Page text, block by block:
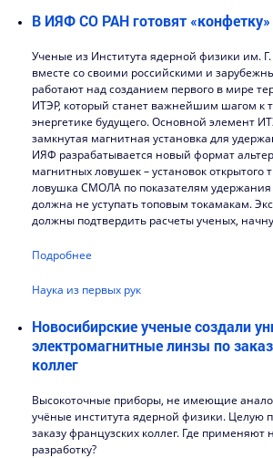
В ИЯФ СО РАН готовят
Ученые из Института ядерной физики им.
вместе со своими российскими и
работают над созданием первого в мире
ИТЭР, который станет важнейшим шагом к
энергетике будущего. Основной элемент
замкнутая магнитная установка для
ИЯФ разрабатывается новый формат
магнитных ловушек – установок открытого
ловушка СМОЛА по показателям удержания
должна не уступать топовым токамакам.
должны подтвердить расчеты ученых,
Подробнее
Наука из первых рук
Новосибирские ученые создали
электромагнитные линзы по
коллег
Высокоточные приборы, не имеющие
учёные института ядерной физики. Целую
заказу французских коллег. Где применяют
разработку?